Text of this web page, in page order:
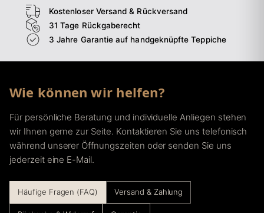
Kostenloser Versand & Rückversand
31 Tage Rückgaberecht
3 Jahre Garantie auf handgeknüpfte Teppiche
Wie können wir helfen?
Für persönliche Beratung und individuelle Anliegen stehen
wir Ihnen gerne zur Seite. Kontaktieren Sie uns telefonisch
während unserer Öffnungszeiten oder senden Sie uns
jederzeit eine E-Mail.
Häufige Fragen (FAQ) Versand & Zahlung